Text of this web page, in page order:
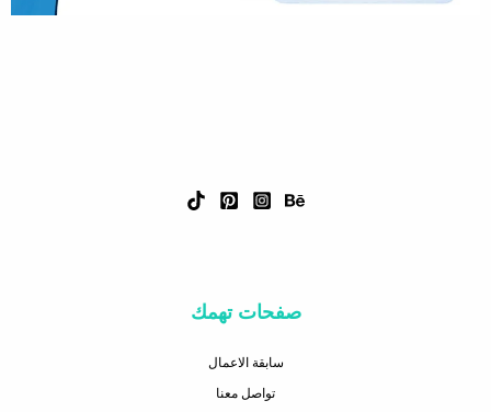
صفحات تهمك
سابقة الاعمال
تواصل معنا